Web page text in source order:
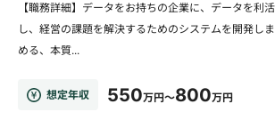
【職務詳細】データをお持ちの企業に、データを利
し、経営の課題を解決するためのシステムを開発し
める、本質...
想定年収 550万円～800万円